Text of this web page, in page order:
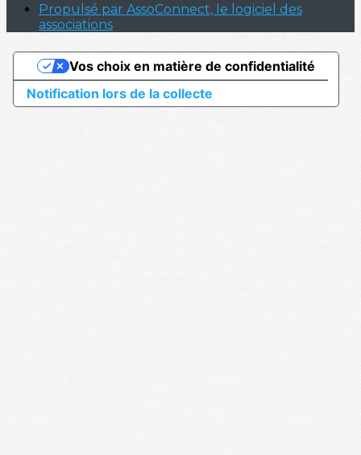
Propulsé par AssoConnect, le logiciel des
associations
Notification lors de la collecte
Vos choix en matière de confidentialité